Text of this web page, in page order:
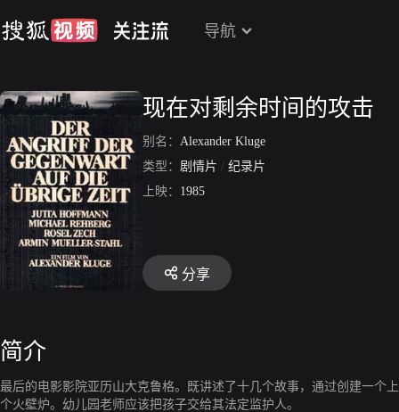
导航
现在对剩余时间的攻击
别名： Alexander Kluge
类型： 剧情片 / 纪录片
上映： 1985
分享
简介
最后的电影影院亚历山大克鲁格。既讲述了十几个故事，通过创建一个
个火壁炉。幼儿园老师应该把孩子交给其法定监护人。